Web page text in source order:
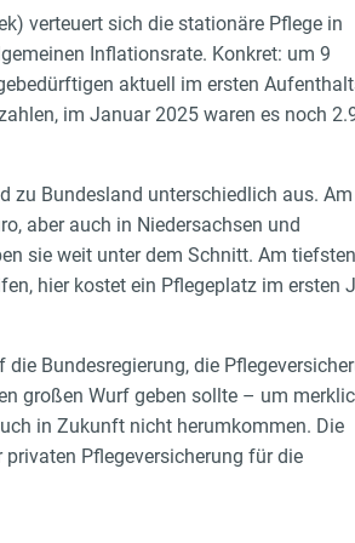
verteuert sich die stationäre Pflege in
Inflationsrate. Konkret: um 9
aktuell im ersten
im Januar 2025 waren es noch
zu Bundesland unterschiedlich aus. Am
aber auch in Niedersachsen und
sie weit unter dem Schnitt. Am tiefsten
hier kostet ein Pflegeplatz im ersten
Bundesregierung, die
großen Wurf geben sollte – um
in Zukunft nicht herumkommen. Die
Pflegeversicherung für die